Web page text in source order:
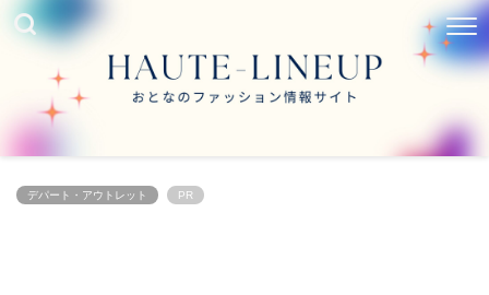
デパート・アウトレット PR